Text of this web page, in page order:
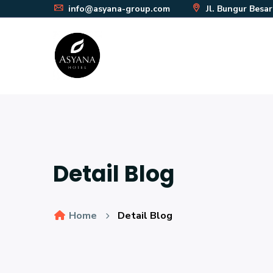
info@asyana-group.com Jl. Bungur
Detail Blog
Home Detail Blog